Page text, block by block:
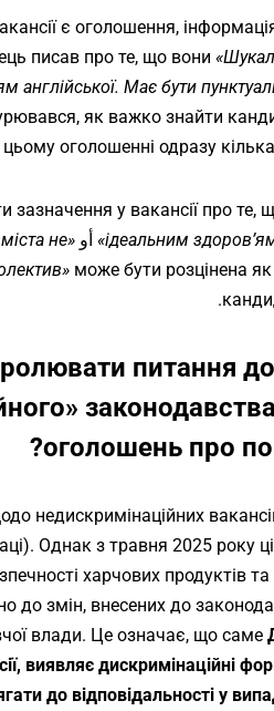
є оголошення,
писав про те, що вони
англійської. Має бути
як важко знайти
оголошенні одразу
зазначення у вакансії про
ідеальним
أو
не
може бути розцінена
питання
оголошень про
недискримінаційних
Однак з травня 2025 року
харчових продуктів
до змін, внесених до
влади. Це означає, що саме
виявляє дискримінаційні
до відповідальності у